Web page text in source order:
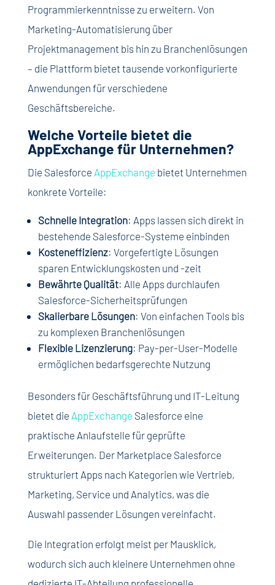
Programmierkenntnisse zu erweitern. Von
Marketing-Automatisierung über
Projektmanagement bis hin zu Branchenlösungen
– die Plattform bietet tausende vorkonfigurierte
Anwendungen für verschiedene
Geschäftsbereiche.
Welche Vorteile bietet die
AppExchange für Unternehmen?
Die Salesforce AppExchange bietet Unternehmen
konkrete Vorteile:
Schnelle Integration: Apps lassen sich direkt in
bestehende Salesforce-Systeme einbinden
Kosteneffizienz: Vorgefertigte Lösungen
sparen Entwicklungskosten und -zeit
Bewährte Qualität: Alle Apps durchlaufen
Salesforce-Sicherheitsprüfungen
Skalierbare Lösungen: Von einfachen Tools bis
zu komplexen Branchenlösungen
Flexible Lizenzierung: Pay-per-User-Modelle
ermöglichen bedarfsgerechte Nutzung
Besonders für Geschäftsführung und IT-Leitung
bietet die AppExchange Salesforce eine
praktische Anlaufstelle für geprüfte
Erweiterungen. Der Marketplace Salesforce
strukturiert Apps nach Kategorien wie Vertrieb,
Marketing, Service und Analytics, was die
Auswahl passender Lösungen vereinfacht.
Die Integration erfolgt meist per Mausklick,
wodurch sich auch kleinere Unternehmen ohne